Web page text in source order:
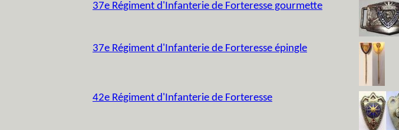
37e Régiment d'Infanterie de Forteresse gourmette
37e Régiment d'Infanterie de Forteresse épingle
42e Régiment d'Infanterie de Forteresse